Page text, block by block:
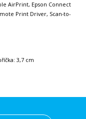
AirPrint, Epson Connect
Print Driver, Scan-to-
3,7 cm